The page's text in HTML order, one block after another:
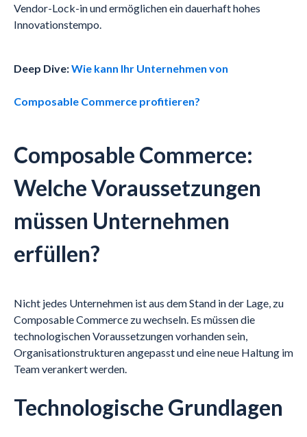
Vendor-Lock-in und ermöglichen ein dauerhaft hohes
Innovationstempo.
Deep Dive:Wie kann Ihr Unternehmen von
Composable Commerce profitieren?
Composable Commerce:
Welche Voraussetzungen
müssen Unternehmen
erfüllen?
Nicht jedes Unternehmen ist aus dem Stand in der Lage, zu
Composable Commerce zu wechseln. Es müssen die
technologischen Voraussetzungen vorhanden sein,
Organisationstrukturen angepasst und eine neue Haltung im
Team verankert werden.
Technologische Grundlagen